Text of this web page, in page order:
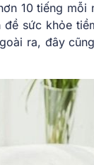
10 tiếng
sức khỏe
ra, đây